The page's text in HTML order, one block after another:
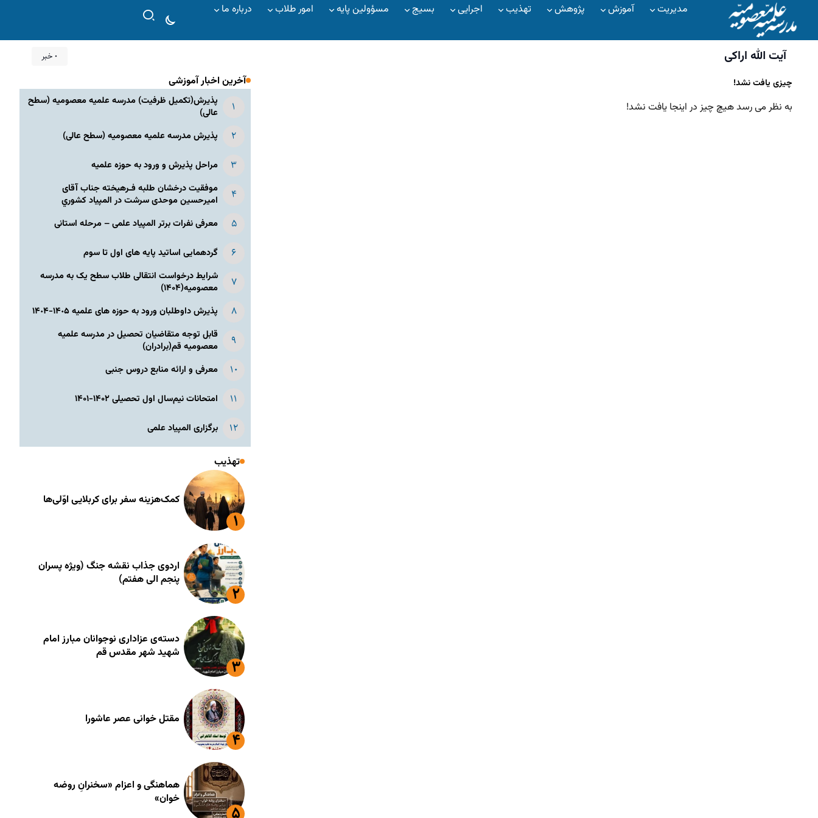
مدیریت آموزش پژوهش تهذیب اجرایی بسیج مسؤولین پایه امور طلاب درباره ما
آیت الله اراکی ۰ خبر
چیزی یافت نشد!
به نظر می رسد هیچ چیز در اینجا یافت نشد!
آخرین اخبار آموزشی
پذیرش(تکمیل ظرفیت) مدرسه علمیه معصومیه‌ (سطح
عالی)
پذیرش مدرسه علمیه معصومیه‌ (سطح عالی)
مراحل پذیرش و ورود به حوزه علمیه
موفقیت درخشان طلبه فـرهیخته جناب آقای
امیرحسین موحدی سرشت در المپياد كشوري
معرفی نفرات برتر المپیاد علمی – مرحله استانی
گردهمایی اساتید پایه های اول تا سوم
شرایط درخواست انتقالی طلاب سطح یک به مدرسه
معصومیه(۱۴۰۴)
پذیرش داوطلبان ورود به حوزه های علمیه ١۴٠۵-١۴٠۴
قابل توجه متقاضیان تحصیل در مدرسه علمیه
معصومیه قم(برادران)
معرفی و ارائه منابع دروس جنبی
امتحانات نیم‌سال اول تحصیلی ۱۴۰۲-۱۴۰۱
برگزاری المپیاد علمی
تهذیب
کمک‌هزینه سفر برای کربلایی اوّلی‌ها
اردوی جذاب نقشه جنگ (ویژه پسران
پنجم الی هفتم)
دسته‌ی عزاداری نوجوانان مبارز امام
شهید شهر مقدس قم
مقتل خوانی عصر عاشورا
هماهنگی و اعزام «سخنرانِ روضه
خوان»